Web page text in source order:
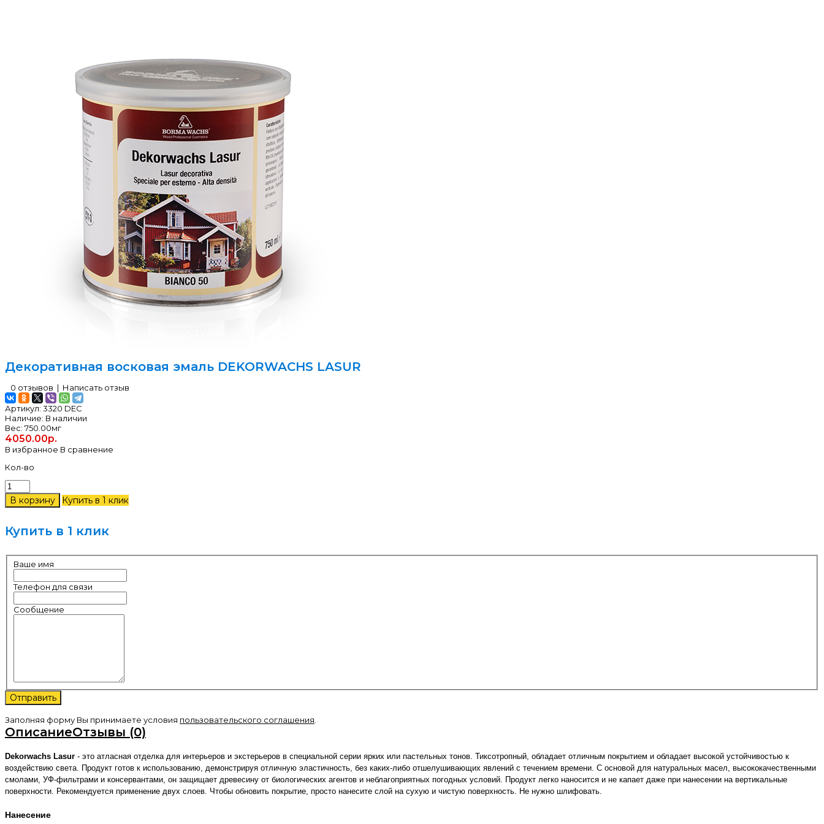
Декоративная восковая эмаль DEKORWACHS LASUR
0 отзывов | Написать отзыв
Артикул: 3320 DEC
Наличие: В наличии
Вес: 750.00мг
4050.00р.
В избранное В сравнение
Кол-во
Купить в 1 клик
Купить в 1 клик
Ваше имя
Телефон для связи
Сообщение
Заполняя форму Вы принимаете условия пользовательского соглашения
ОписаниеОтзывы (0)
Dekorwachs Lasur - это атласная отделка для интерьеров и экстерьеров в специальной серии ярких или пастельных тонов. Тиксотропный, обладает отличным покрытием и обладает высокой устойчивостью к
воздействию света. Продукт готов к использованию, демонстрируя отличную эластичность, без каких-либо отшелушивающих явлений с течением времени. С основой для натуральных масел, высококачественными
смолами, УФ-фильтрами и консервантами, он защищает древесину от биологических агентов и неблагоприятных погодных условий. Продукт легко наносится и не капает даже при нанесении на вертикальные
поверхности. Рекомендуется применение двух слоев. Чтобы обновить покрытие, просто нанесите слой на сухую и чистую поверхность. Не нужно шлифовать.
Нанесение